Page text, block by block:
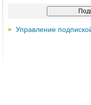
Управление